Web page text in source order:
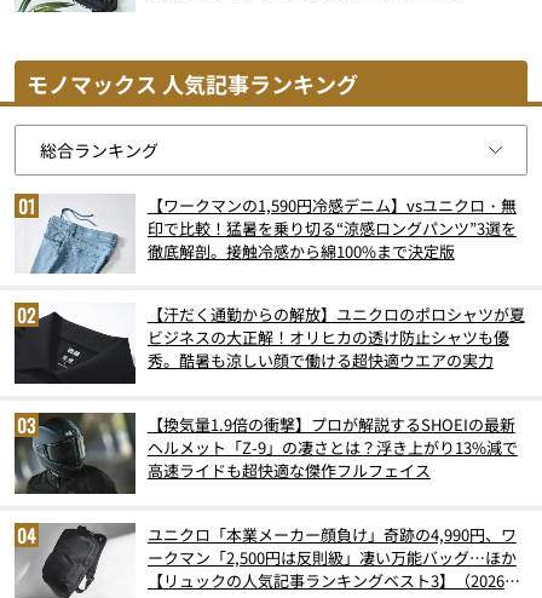
モノマックス 人気記事ランキング
【ワークマンの1,590円冷感デニム】vsユニクロ・無
印で比較！猛暑を乗り切る“涼感ロングパンツ”3選を
徹底解剖。接触冷感から綿100%まで決定版
【汗だく通勤からの解放】ユニクロのポロシャツが夏
ビジネスの大正解！オリヒカの透け防止シャツも優
秀。酷暑も涼しい顔で働ける超快適ウエアの実力
【換気量1.9倍の衝撃】プロが解説するSHOEIの最新
ヘルメット「Z-9」の凄さとは？浮き上がり13%減で
高速ライドも超快適な傑作フルフェイス
ユニクロ「本業メーカー顔負け」奇跡の4,990円、ワ
ークマン「2,500円は反則級」凄い万能バッグ…ほか
【リュックの人気記事ランキングベスト3】（2026年